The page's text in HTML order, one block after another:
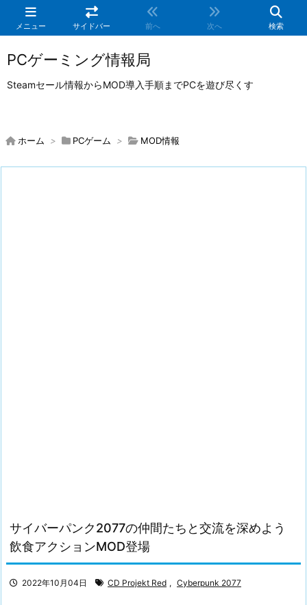
メニュー サイドバー 前へ 次へ 検索
PCゲーミング情報局
Steamセール情報からMOD導入手順までPCを遊び尽くす
ホーム > PCゲーム > MOD情報
サイバーパンク2077の仲間たちと交流を深めよう
飲食アクションMOD登場
2022年10月04日 CD Projekt Red , Cyberpunk 2077